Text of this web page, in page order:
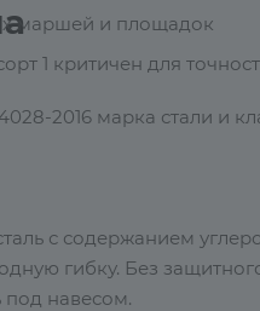
маршей и площадок
1 критичен для
2016 марка стали и
с содержанием
гибку. Без
навесом.